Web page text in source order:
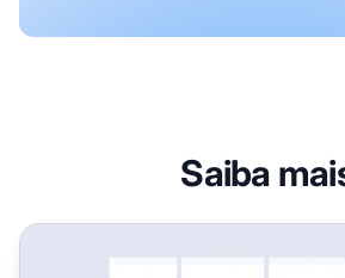
Saiba
Como Configurar o Monitoramento